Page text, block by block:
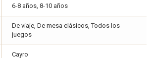
6-8 años, 8-10 años
De viaje, De mesa clásicos, Todos los
juegos
Cayro